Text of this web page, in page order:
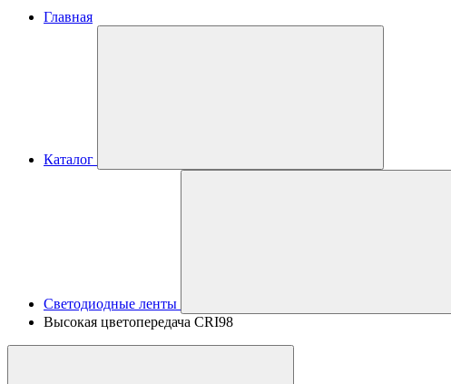
Главная
Каталог
Светодиодные ленты
Высокая цветопередача CRI98